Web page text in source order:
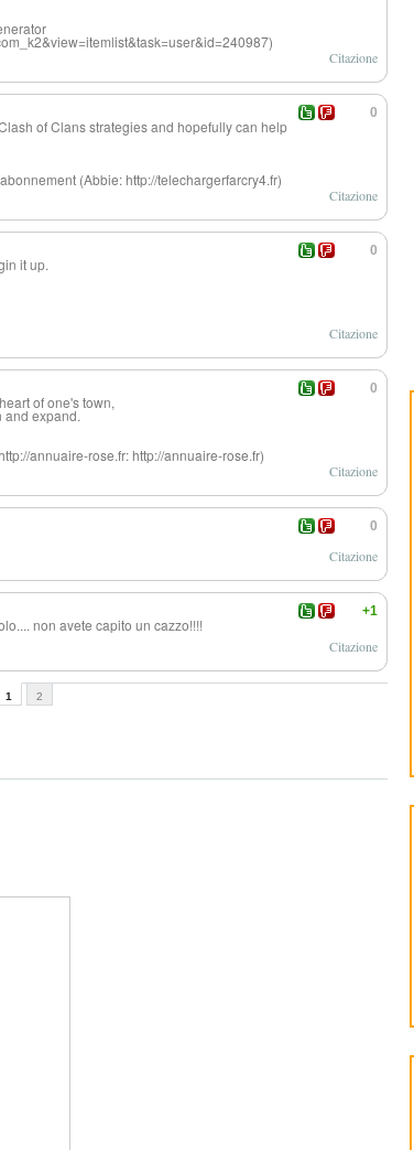
Citazione
0
of Clans strategies and hopefully can help
(Abbie: http://telechargerfarcry4.fr)
Citazione
0
it up.
Citazione
0
of one's town,
and expand.
annuaire-rose.fr: http://annuaire-rose.fr)
Citazione
0
Citazione
+1
... non avete capito un cazzo!!!!
Citazione
1 2